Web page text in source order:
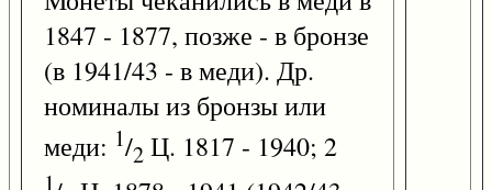
1847 - 1877, позже - в бронзе
(в 1941/43 - в меди). Др.
номиналы из бронзы или
меди: 1/2 Ц. 1817 - 1940; 2
1